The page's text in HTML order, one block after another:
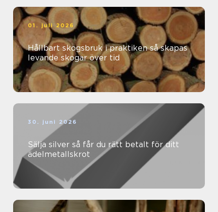
01. juli 2026
Hållbart skogsbruk i praktiken så skapas
levande skogar över tid
30. juni 2026
Sälja silver så får du rätt betalt för ditt
ädelmetallskrot